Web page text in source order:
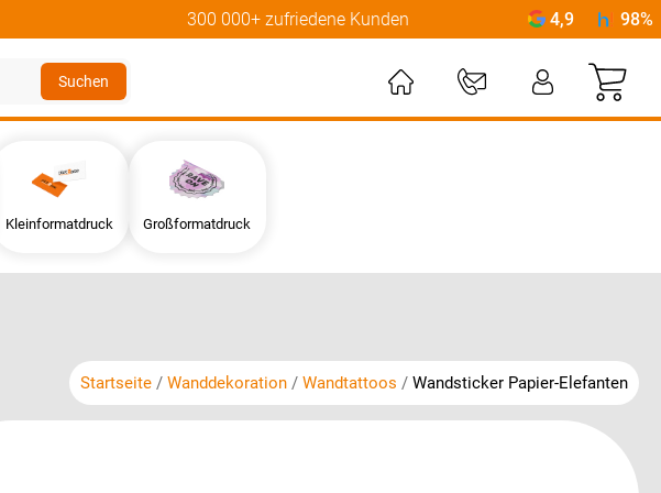
300 000+ zufriedene Kunden 4,9 98%
Suchen
Kleinformatdruck Großformatdruck
Startseite Wanddekoration Wandtattoos Wandsticker Papier-Elefanten